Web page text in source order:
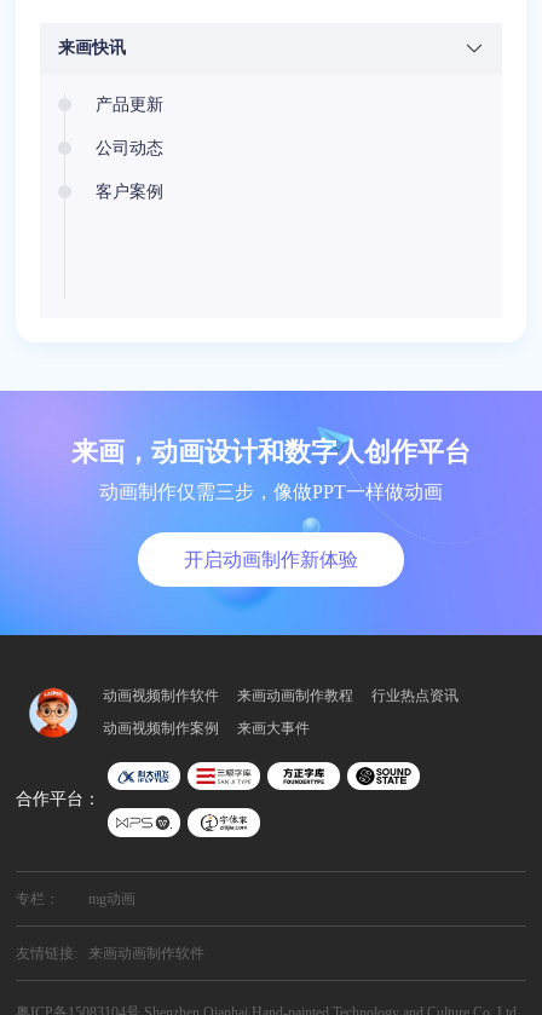
来画快讯
产品更新
公司动态
客户案例
来画，动画设计和数字人创作平台
动画制作仅需三步，像做PPT一样做动画
开启动画制作新体验
动画视频制作软件 来画动画制作教程
行业热点资讯
动画视频制作案例
来画大事件
合作平台：
专栏： mg动画
友情链接: 来画动画制作软件